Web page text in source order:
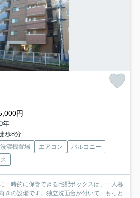
円
年
歩8分
濯機置場 エアコン
バルコニー
一時的に保管できる宅配ボックスは、一人暮
きの設備です。独立洗面台が付いて... もっと